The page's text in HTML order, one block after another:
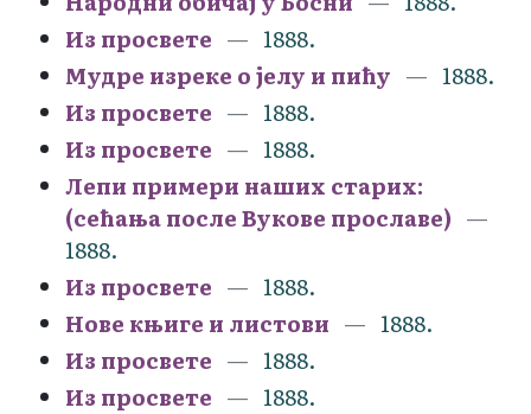
Из просвете
1888.
Мудре изреке о јелу и пићу
1888.
Из просвете
1888.
Из просвете
1888.
Лепи примери наших старих:
(сећања после Вукове прославе)
1888.
Из просвете
1888.
Нове књиге и листови
1888.
Из просвете
1888.
Из просвете
1888.